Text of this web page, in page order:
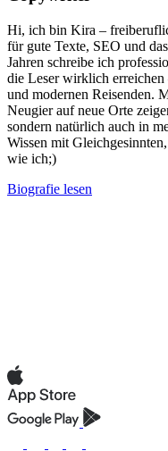
Hi, ich bin Kira –
für gute Texte, SEO und
Jahren schreibe ich
die Leser wirklich
und modernen Reisenden.
Neugier auf neue Orte
sondern natürlich auch in
Wissen mit
wie ich;)
Biografie lesen